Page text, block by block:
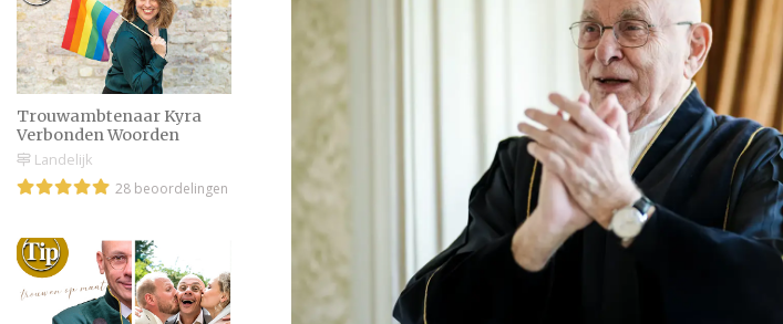
Trouwambtenaar Kyra
Verbonden Woorden
Landelijk
28 beoordelingen